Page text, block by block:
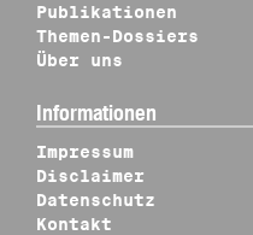
Publikationen
Themen-Dossiers
Über uns
Informationen
Impressum
Disclaimer
Datenschutz
Kontakt